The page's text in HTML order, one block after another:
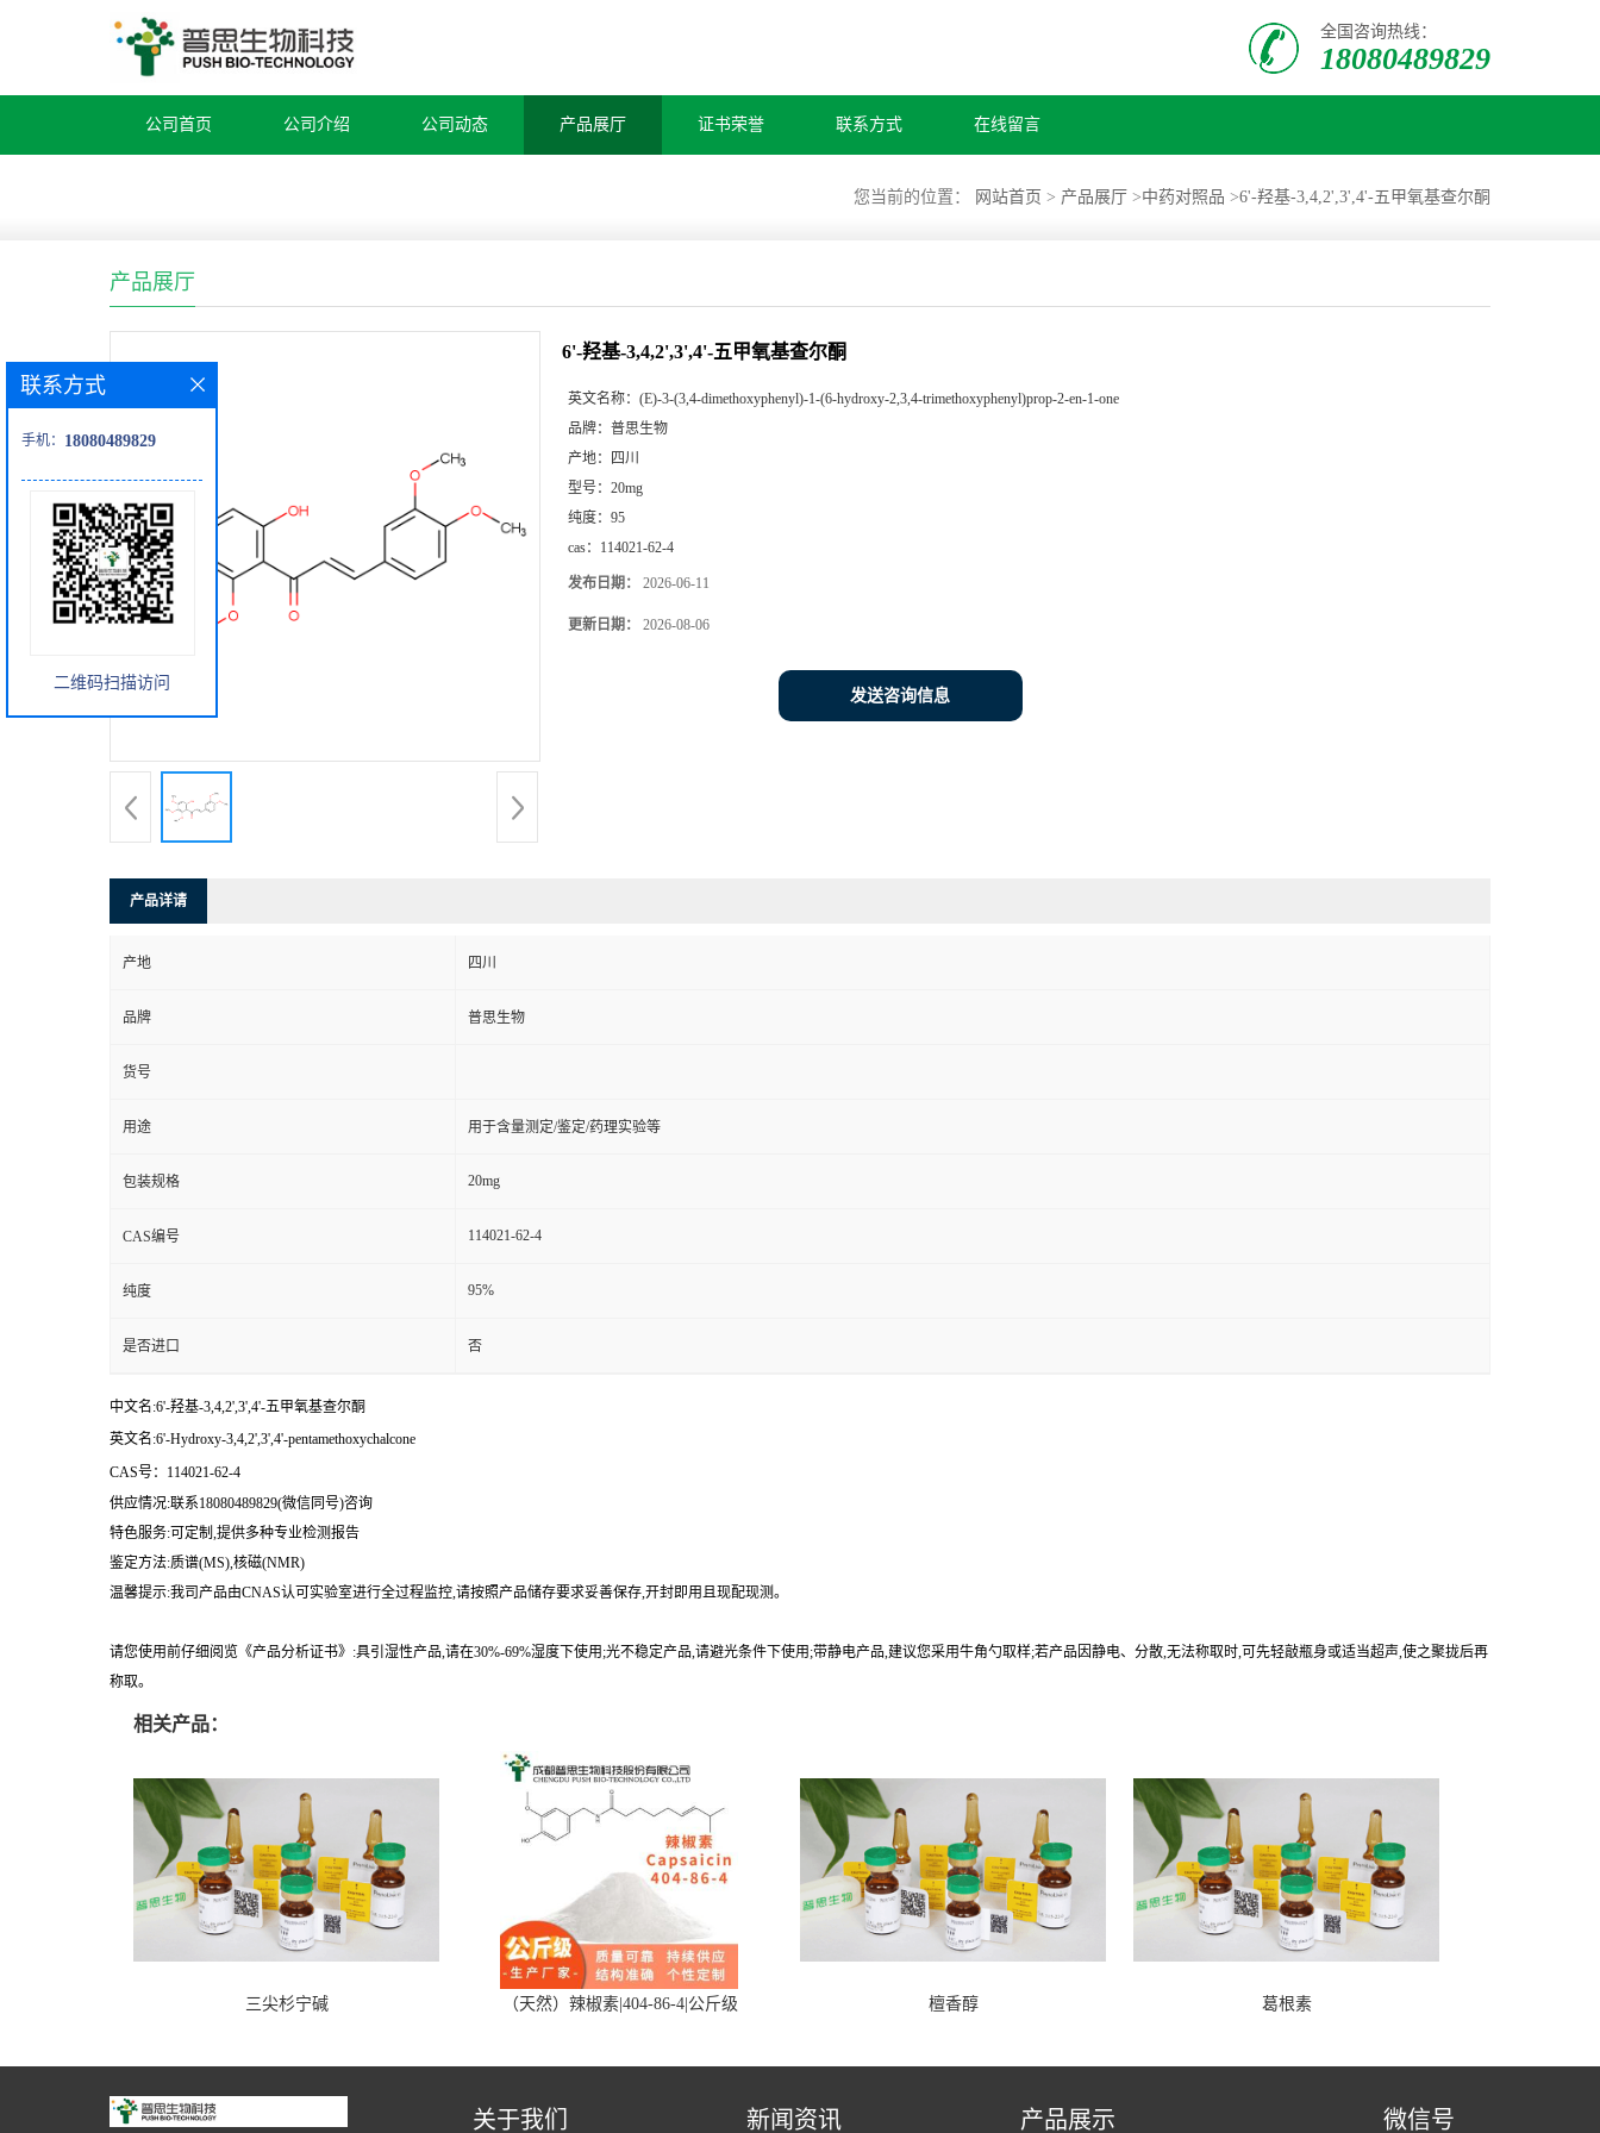
全国咨询热线：
18080489829
公司首页 公司介绍 公司动态 产品展厅 证书荣誉 联系方式 在线留言
您当前的位置： 网站首页 > 产品展厅 >中药对照品 >6'-羟基-3,4,2',3',4'-五甲氧基查尔酮
产品展厅
6'-羟基-3,4,2',3',4'-五甲氧基查尔酮
英文名称： (E)-3-(3,4-dimethoxyphenyl)-1-(6-hydroxy-2,3,4-trimethoxyphenyl)prop-2-en-1-one
品牌： 普思生物
产地：
四川
型号： 20mg
纯度： 95
cas： 114021-62-4
发布日期： 2026-06-11
更新日期： 2026-08-06
发送咨询信息
产品详请
产地 四川
品牌 普思生物
货号
用途 用于含量测定/鉴定/药理实验等
包装规格 20mg
CAS编号 114021-62-4
纯度 95%
是否进口 否
中文名:6'-羟基-3,4,2',3',4'-五甲氧基查尔酮
英文名:6'-Hydroxy-3,4,2',3',4'-pentamethoxychalcone
CAS号：114021-62-4
供应情况:联系18080489829(微信同号)咨询
特色服务:可定制,提供多种专业检测报告
鉴定方法:质谱(MS),核磁(NMR)
温馨提示:我司产品由CNAS认可实验室进行全过程监控,请按照产品储存要求妥善保存,开封即用且现配现测。
请您使用前仔细阅览《产品分析证书》:具引湿性产品,请在30%-69%湿度下使用;光不稳定产品,请避光条件下使用;带静电产品,建议您采用牛角勺取样;若产品因静电、分散,无法称取时,可先轻敲瓶身或适当超声,使之聚拢后再
称取。
相关产品：
三尖杉宁碱 （天然）辣椒素|404-86-4|公斤级 檀香醇 葛根素
联系方式
手机： 18080489829
二维码扫描访问
关于我们 新闻资讯 产品展示 微信号